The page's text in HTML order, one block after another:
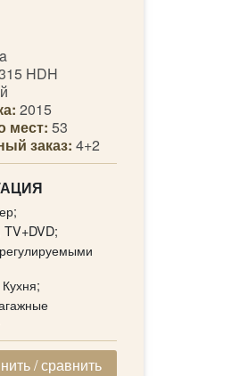
HDH
2015
мест: 53
заказ: 4+2
/ сравнить